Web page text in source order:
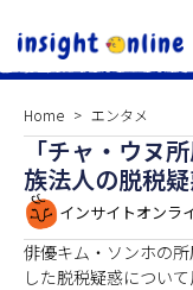
Home エンタメ
「チャ・ウヌ
族法人の脱税
インサイトオンラ
俳優キム・ソンホの
した脱税疑惑につい